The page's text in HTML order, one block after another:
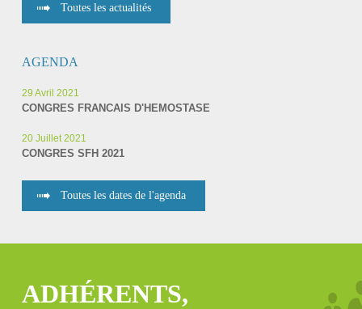
Toutes les actualités
AGENDA
29 Avril 2021
CONGRES FRANCAIS D'HEMOSTASE
20 Juillet 2021
CONGRES SFH 2021
Toutes les dates de l'agenda
ADHÉRENTS,